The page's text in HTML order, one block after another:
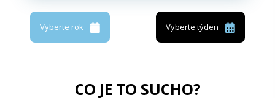
Vyberte rok Vyberte týden
CO JE TO SUCHO?